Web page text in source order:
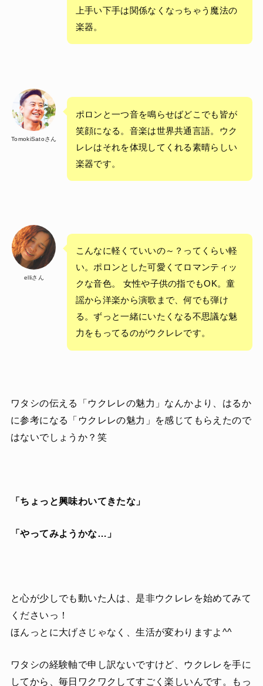
上手い下手は関係なくなっちゃう魔法の
楽器。
TomokiSatoさん
ポロンと一つ音を鳴らせばどこでも皆が
笑顔になる。音楽は世界共通言語。ウク
レレはそれを体現してくれる素晴らしい
楽器です。
elliさん
こんなに軽くていいの～？ってくらい軽
い。ポロンとした可愛くてロマンティッ
クな音色。 女性や子供の指でもOK。童
謡から洋楽から演歌まで、何でも弾け
る。ずっと一緒にいたくなる不思議な魅
力をもってるのがウクレレです。
ワタシの伝える「ウクレレの魅力」なんかより、はるか
に参考になる「ウクレレの魅力」を感じてもらえたので
はないでしょうか？笑
「ちょっと興味わいてきたな」
「やってみようかな…」
と心が少しでも動いた人は、是非ウクレレを始めてみて
くださいっ！
ほんっとに大げさじゃなく、生活が変わりますよ^^
ワタシの経験軸で申し訳ないですけど、ウクレレを手に
してから、毎日ワクワクしてすごく楽しいんです。もっ